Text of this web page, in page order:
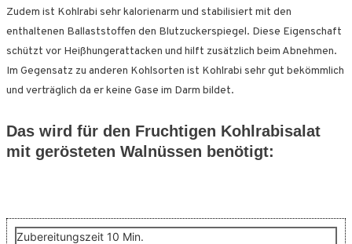
Zudem ist Kohlrabi sehr kalorienarm und stabilisiert mit den
enthaltenen Ballaststoffen den Blutzuckerspiegel. Diese Eigenschaft
schützt vor Heißhungerattacken und hilft zusätzlich beim Abnehmen.
Im Gegensatz zu anderen Kohlsorten ist Kohlrabi sehr gut bekömmlich
und verträglich da er keine Gase im Darm bildet.
Das wird für den Fruchtigen Kohlrabisalat
mit gerösteten Walnüssen benötigt:
Zubereitungszeit 10 Minuten
Min.